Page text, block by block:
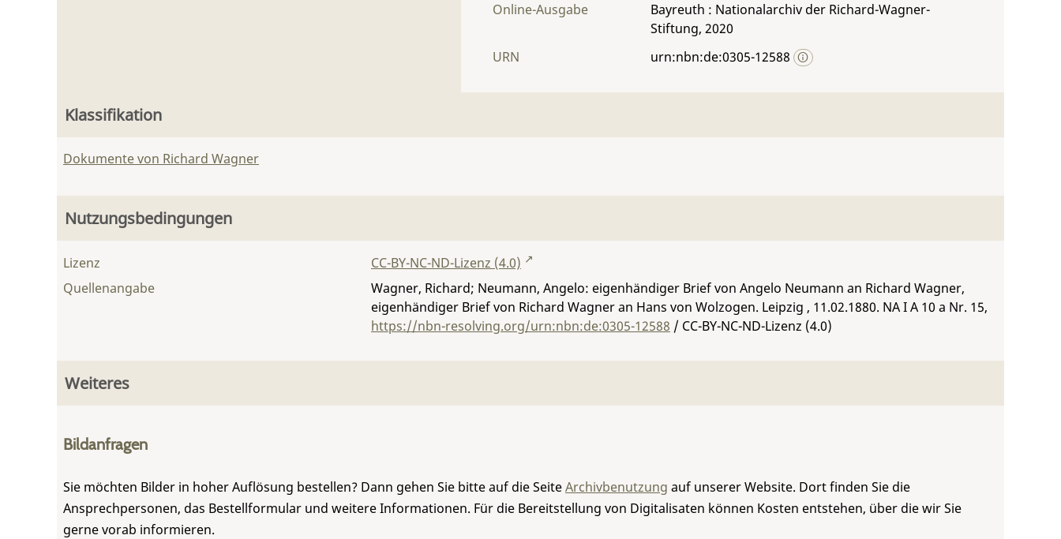
Online-Ausgabe
Bayreuth : Nationalarchiv der Richard-Wagner-
Stiftung, 2020
URN
urn:nbn:de:0305-12588
Klassifikation
Dokumente von Richard Wagner
Nutzungsbedingungen
Lizenz
CC-BY-NC-ND-Lizenz (4.0)
Quellenangabe
Wagner, Richard; Neumann, Angelo: eigenhändiger Brief von Angelo Neumann an Richard Wagner,
eigenhändiger Brief von Richard Wagner an Hans von Wolzogen. Leipzig , 11.02.1880. NA I A 10 a Nr. 15,
https://nbn-resolving.org/urn:nbn:de:0305-12588 / CC-BY-NC-ND-Lizenz (4.0)
Weiteres
Bildanfragen
Sie möchten Bilder in hoher Auflösung bestellen? Dann gehen Sie bitte auf die SeiteArchivbenutzung auf unserer Website. Dort finden Sie die
Ansprechpersonen, das Bestellformular und weitere Informationen. Für die Bereitstellung von Digitalisaten können Kosten entstehen, über die wir Sie
gerne vorab informieren.